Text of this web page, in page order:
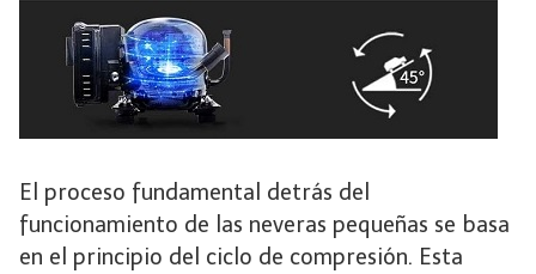
El proceso fundamental detrás del
funcionamiento de las neveras pequeñas se basa
en el principio del ciclo de compresión. Esta